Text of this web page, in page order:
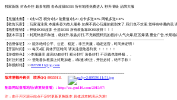
独家新版 封杀外挂 超多地图 击杀超级BOSS 所有地图免费进入 秒升满级 品牌大服
【充值比例】：1比50万 积分1比2 能量值1比20 点卡多送90% 网银多送100%
【敬告玩家】：玩家请注意,本服务器为散人服务.如果不真心玩服的就别来了,我们也不欢迎.觉得有待遇的话,
【地图怪物】：神级BOSS超多 全是BOSS 所有装备靠BOSS获得！！！
【版本宗旨】：封死外挂和加速，级好升,装备好打,不充钱照样混的很好!人气火爆,区区爆满,重金广告,长期稳
--------------------------------------------------------------------------------------------------------------------------------------
【信誉保证】 >> 龍汐绝对公平、公正、稳定，非三天服，稳定运营，时间来证明！
【开区时间】 >> 每天4区 具体开区时间 请关注登陆器列表 ！！！！！
【游戏特色】 >>本服爆率 超高RMB好打 积分好打 装备好打 不花钱也能终极 。。
【封挂封速】 >> 登陆器从根源上封死加速，0加速0外挂，开挂必封，绝不手软！
【举报邮箱】 >>89559111@qq.com
===================================================================
版本需额外购买 联系QQ 89559111
配套网站查看地址(请复制查看) ：http://wz.gm110.com/2015/97/
注：由于开区演示站点不定时更新更换版本 具体以本帖演示为准!